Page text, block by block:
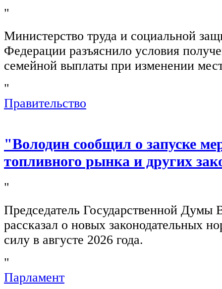
"
Министерство труда и социальной
Федерации разъяснило условия
семейной выплаты при изменении
"
Правительство
"Володин сообщил о запуске
топливного рынка и других
"
Председатель Государственной Думы
рассказал о новых законодательных
силу в августе 2026 года.
"
Парламент